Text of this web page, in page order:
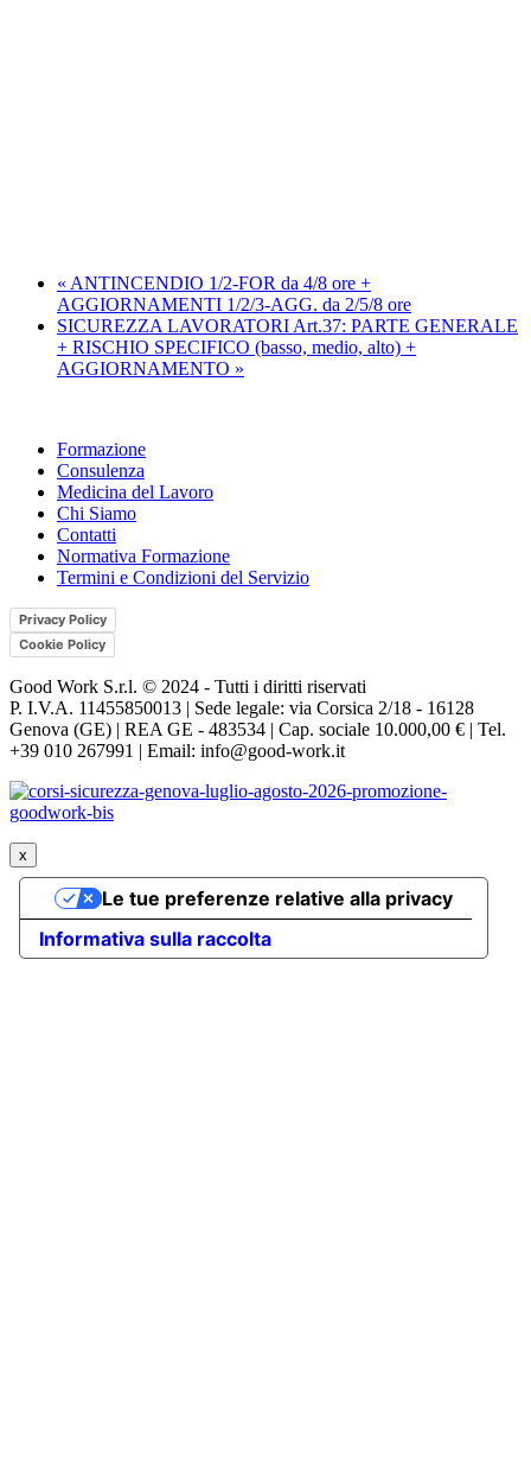
« ANTINCENDIO 1/2-FOR da 4/8 ore +
AGGIORNAMENTI 1/2/3-AGG. da 2/5/8 ore
SICUREZZA LAVORATORI Art.37: PARTE GENERALE
+ RISCHIO SPECIFICO (basso, medio, alto) +
AGGIORNAMENTO »
Formazione
Consulenza
Medicina del Lavoro
Chi Siamo
Contatti
Normativa Formazione
Termini e Condizioni del Servizio
Privacy Policy
Cookie Policy
Good Work S.r.l. © 2024 - Tutti i diritti riservati
P. I.V.A. 11455850013 | Sede legale: via Corsica 2/18 - 16128
Genova (GE) | REA GE - 483534 | Cap. sociale 10.000,00 € | Tel.
+39 010 267991 | Email: info@good-work.it
x
Informativa sulla raccolta
Le tue preferenze relative alla privacy